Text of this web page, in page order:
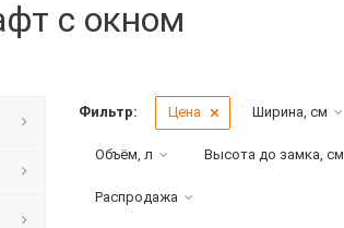
с окном
Фильтр: Цена Ширина, см
Объём, л Высота до замка, см
Распродажа